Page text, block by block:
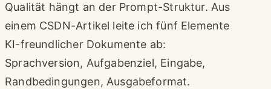
Qualität hängt an der Prompt-Struktur. Aus
einem CSDN-Artikel leite ich fünf Elemente
KI-freundlicher Dokumente ab:
Sprachversion, Aufgabenziel, Eingabe,
Randbedingungen, Ausgabeformat.